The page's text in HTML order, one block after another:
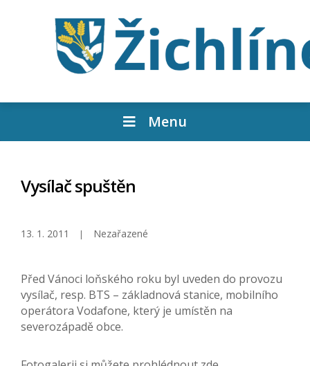
Menu
Vysílač spuštěn
13. 1. 2011 Nezařazené
Před Vánoci loňského roku byl uveden do provozu
vysílač, resp. BTS – základnová stanice, mobilního
operátora Vodafone, který je umístěn na
severozápadě obce.